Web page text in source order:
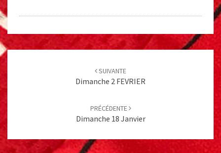
Post
SUIVANTE
Dimanche 2 FEVRIER
PRÉCÉDENTE
Dimanche 18 Janvier